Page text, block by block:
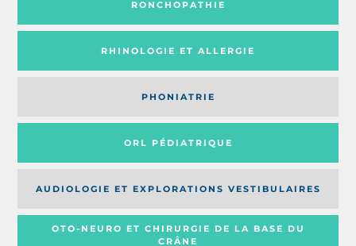
RONCHOPATHIE
RHINOLOGIE ET ALLERGIE
PHONIATRIE
ORL PÉDIATRIQUE
AUDIOLOGIE ET EXPLORATIONS VESTIBULAIRES
OTO-NEURO ET CHIRURGIE DE LA BASE DU
CRÂNE